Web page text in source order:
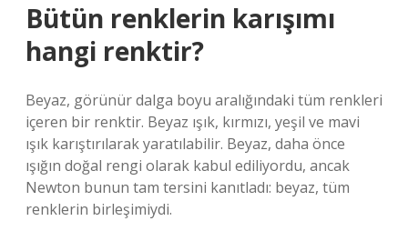
Bütün renklerin karışımı
hangi renktir?
Beyaz, görünür dalga boyu aralığındaki tüm renkleri
içeren bir renktir. Beyaz ışık, kırmızı, yeşil ve mavi
ışık karıştırılarak yaratılabilir. Beyaz, daha önce
ışığın doğal rengi olarak kabul ediliyordu, ancak
Newton bunun tam tersini kanıtladı: beyaz, tüm
renklerin birleşimiydi.